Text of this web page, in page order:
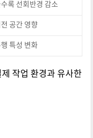
록 선회반경 감소
공간 영향
특성 변화
작업 환경과 유사한